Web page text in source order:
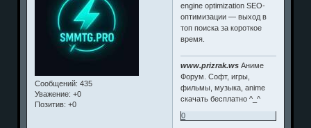
Сообщений: 435
Уважение: +0
Позитив: +0
engine optimization SEO-
оптимизации — выход в
топ поиска за короткое
время.
www.prizrak.ws Аниме
Форум. Софт, игры,
фильмы, музыка, anime
скачать бесплатно ^_^
0